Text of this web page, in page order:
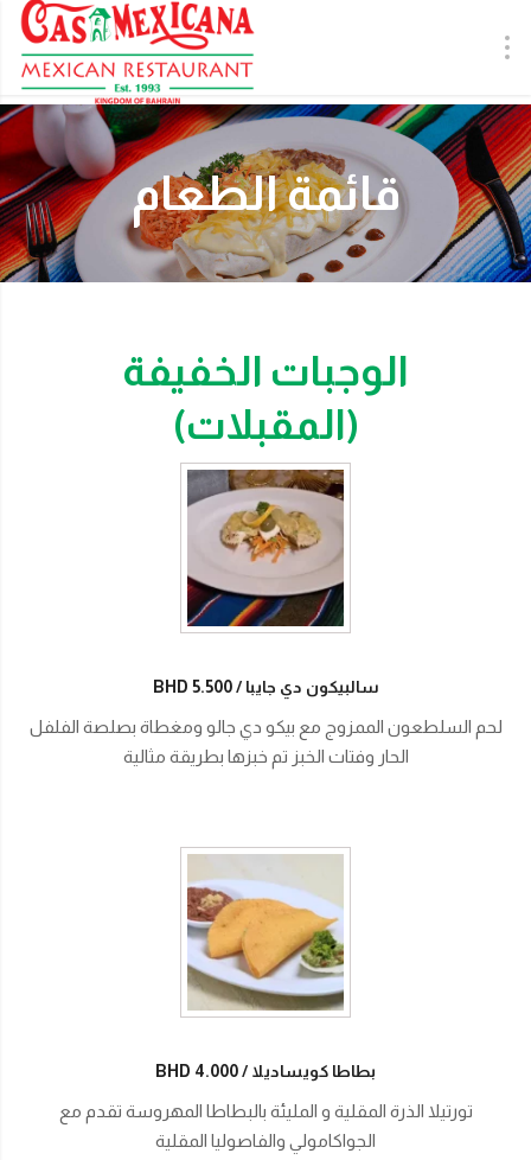
قائمة الطعام
الوجبات الخفيفة
(المقبلات)
سالبيكون دي جايبا BHD 5.500
لحم السلطعون الممزوج مع بيكو دي جالو ومغطاة بصلصة الفلفل
الحار وفتات الخبز تم خبزها بطريقة مثالية
بطاطا كويساديلا BHD 4.000
تورتيلا الذرة المقلية و المليئة بالبطاطا المهروسة تقدم مع
الجواكامولي والفاصوليا المقلية